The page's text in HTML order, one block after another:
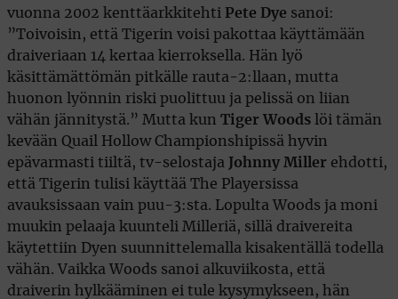
vuonna 2002 kenttäarkkitehti Pete Dye sanoi:
”Toivoisin, että Tigerin voisi pakottaa käyttämään
draiveriaan 14 kertaa kierroksella. Hän lyö
käsittämättömän pitkälle rauta-2:llaan, mutta
huonon lyönnin riski puolittuu ja pelissä on liian
vähän jännitystä.” Mutta kun Tiger Woods löi tämän
kevään Quail Hollow Championshipissä hyvin
epävarmasti tiiltä, tv-selostaja
Johnny Miller ehdotti,
että Tigerin tulisi käyttää The Playersissa
avauksissaan vain puu-3:sta. Lopulta Woods ja moni
muukin pelaaja kuunteli Milleriä, sillä draivereita
käytettiin Dyen suunnittelemalla kisakentällä todella
vähän. Vaikka Woods sanoi alkuviikosta, että
draiverin hylkääminen ei tule kysymykseen, hän